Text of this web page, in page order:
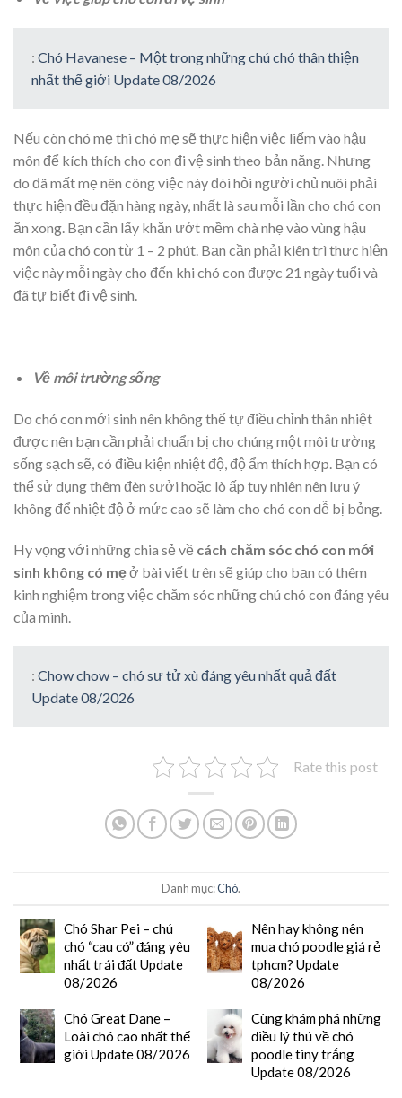
: Chó Havanese – Một trong những chú chó thân thiện
nhất thế giới Update 08/2026
Nếu còn chó mẹ thì chó mẹ sẽ thực hiện việc liếm vào hậu
môn để kích thích cho con đi vệ sinh theo bản năng. Nhưng
do đã mất mẹ nên công việc này đòi hỏi người chủ nuôi phải
thực hiện đều đặn hàng ngày, nhất là sau mỗi lần cho chó con
ăn xong. Bạn cần lấy khăn ướt mềm chà nhẹ vào vùng hậu
môn của chó con từ 1 – 2 phút. Bạn cần phải kiên trì thực hiện
việc này mỗi ngày cho đến khi chó con được 21 ngày tuổi và
đã tự biết đi vệ sinh.
Về môi trường sống
Do chó con mới sinh nên không thể tự điều chỉnh thân nhiệt
được nên bạn cần phải chuẩn bị cho chúng một môi trường
sống sạch sẽ, có điều kiện nhiệt độ, độ ẩm thích hợp. Bạn có
thể sử dụng thêm đèn sưởi hoặc lò ấp tuy nhiên nên lưu ý
không để nhiệt độ ở mức cao sẽ làm cho chó con dễ bị bỏng.
Hy vọng với những chia sẻ về cách chăm sóc chó con mới
sinh không có mẹở bài viết trên sẽ giúp cho bạn có thêm
kinh nghiệm trong việc chăm sóc những chú chó con đáng yêu
của mình.
: Chow chow – chó sư tử xù đáng yêu nhất quả đất
Update 08/2026
Rate this post
Danh mục:Chó.
Chó Shar Pei – chú
chó “cau có” đáng yêu
nhất trái đất Update
08/2026
Nên hay không nên
mua chó poodle giá rẻ
tphcm? Update
08/2026
Chó Great Dane –
Loài chó cao nhất thế
giới Update 08/2026
Cùng khám phá những
điều lý thú về chó
poodle tiny trắng
Update 08/2026